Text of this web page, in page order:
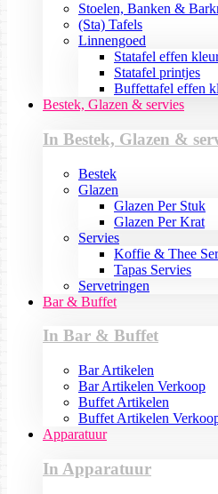
Stoelen, Banken &
(Sta) Tafels
Linnengoed
Statafel effen
Statafel printjes
Buffettafel effen
Bestek, Glazen & servies
In Bestek, Glazen &
Bestek
Glazen
Glazen Per Stuk
Glazen Per Krat
Servies
Koffie & Thee
Tapas Servies
Servetringen
Bar & Buffet
In Bar & Buffet
Bar Artikelen
Bar Artikelen Verkoop
Buffet Artikelen
Buffet Artikelen
Apparatuur
In Apparatuur